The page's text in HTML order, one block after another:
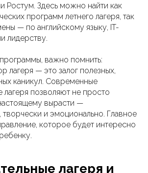
Ростум. Здесь можно найти как
программ летнего лагеря, так
— по английскому языку, IT-
лидерству.
важно помнить:
лагеря — это залог полезных,
каникул. Современные
лагеря позволяют не просто
вырасти —
творчески и эмоционально. Главное
которое будет интересно
лагеря и